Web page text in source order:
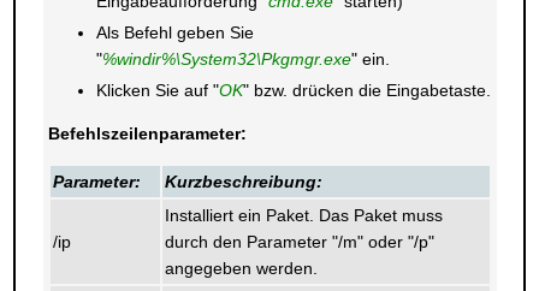
Als Befehl geben Sie
"%windir%\System32\Pkgmgr.exe" ein.
Klicken Sie auf "OK" bzw. drücken die Eingabetaste.
Befehlszeilenparameter:
Parameter: Kurzbeschreibung:
/ip
Installiert ein Paket. Das Paket muss
durch den Parameter "/m" oder "/p"
angegeben werden.